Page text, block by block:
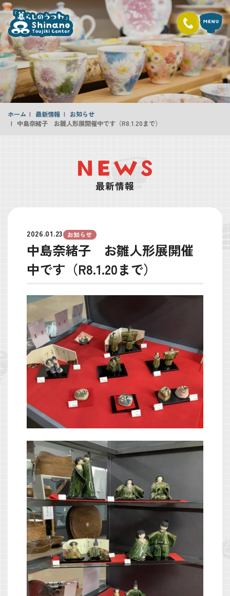
ホーム 最新情報
お知らせ
中島奈緒子 お雛人形展開催中です（R8.1.20まで）
最新情報
2026.01.23 お知らせ
中島奈緒子 お雛人形展開催
中です（R8.1.20まで）